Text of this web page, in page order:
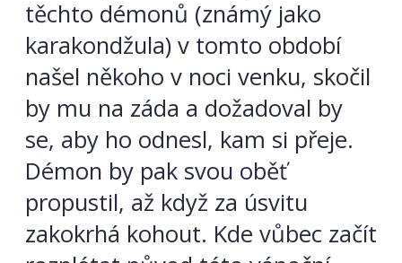
těchto démonů (známý jako
karakondžula) v tomto období
našel někoho v noci venku, skočil
by mu na záda a dožadoval by
se, aby ho odnesl, kam si přeje.
Démon by pak svou oběť
propustil, až když za úsvitu
zakokrhá kohout. Kde vůbec začít